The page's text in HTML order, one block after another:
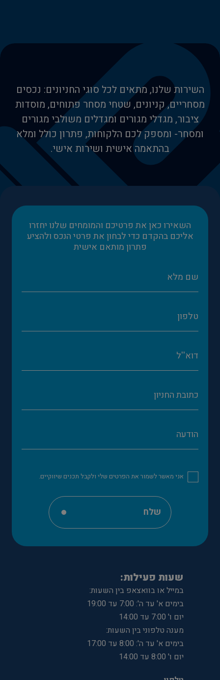
השירות שלנו, מתאים לכל סוגי החניונים: נכסים
מסחריים, קניונים, שטחי מסחר פתוחים, מוסדות
ציבור, מגדלי מגורים ומגדלים משולבי מגורים
ומסחר- ומספק לכם הלקוחות, פתרון כולל ומלא
בהתאמה אישית ושירות אישי.
השאירו כאן את פרטיכם והמומחים שלנו יחזרו
אליכם בהקדם כדי לבחון את פרטי הנכס ולהציע
פתרון מותאם אישית
אני מאשר לשמור את הפרטים שלי ולקבל תכנים שיווקיים.
שלח
שעות פעילות:
במייל או בוואצאפ בין השעות:
בימים א' עד ה': 7:00 עד 19:00
יום ו' 7:00 עד 14:00
מענה טלפוני בין השעות:
בימים א' עד ה': 8:00 עד 17:00
יום ו' 8:00 עד 14:00